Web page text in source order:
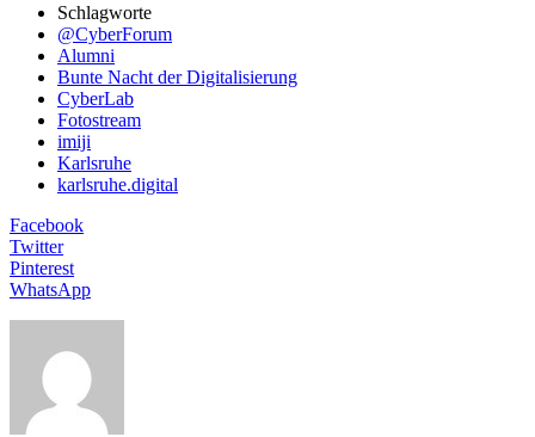
Schlagworte
@CyberForum
Alumni
Bunte Nacht der Digitalisierung
CyberLab
Fotostream
imiji
Karlsruhe
karlsruhe.digital
Facebook
Twitter
Pinterest
WhatsApp